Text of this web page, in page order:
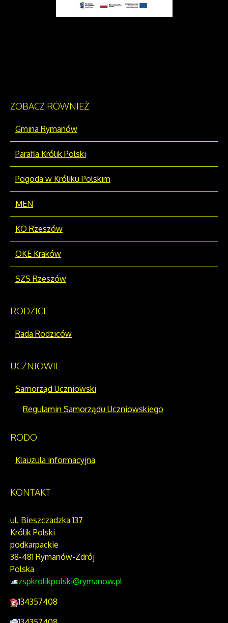
ZOBACZ RÓWNIEŻ
Gmina Rymanów
Parafia Królik Polski
Pogoda w Króliku Polskim
MEN
KO Rzeszów
OKE Kraków
SZS Rzeszów
RODZICE
Rada Rodziców
UCZNIOWIE
Samorząd Uczniowski
Regulamin Samorządu Uczniowskiego
RODO
Klauzula informacyjna
KONTAKT
ul. Bieszczadzka 137
Królik Polski
podkarpackie
38-481 Rymanów-Zdrój
Polska
zspkrolikpolski@rymanow.pl
134357408